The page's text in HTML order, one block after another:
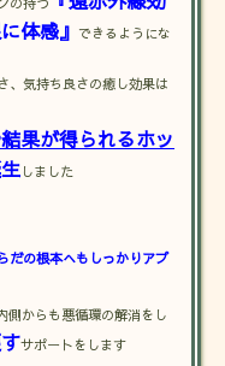
体感』 できるようにな
、気持ち良さの癒し効果は
果が得られるホッ
しました
だの根本へもしっかりアプ
側からも悪循環の解消をし
サポートをします